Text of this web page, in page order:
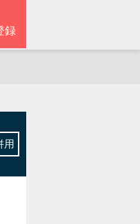
録
用